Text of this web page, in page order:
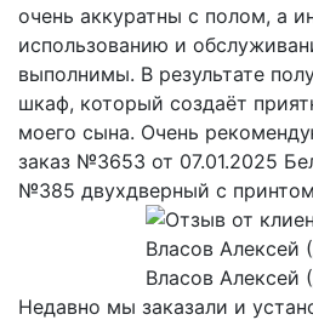
очень аккуратны с полом, а
использованию и
выполнимы. В результате
шкаф, который создаёт
моего сына. Очень
заказ №3653 от 07.01.2025
№385 двухдверный с принтом
Власов Алексей
Недавно мы заказали и